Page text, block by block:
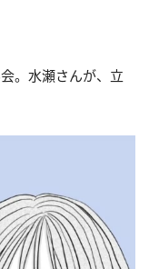
。水瀬さんが、立